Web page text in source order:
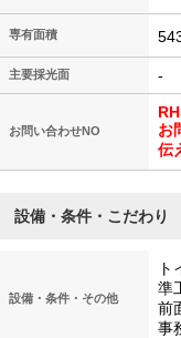
専有面積
主要採光面 -
お問い合わせNO
お
伝
設備・条件・こだわり
設備・条件・その他
準
前
事